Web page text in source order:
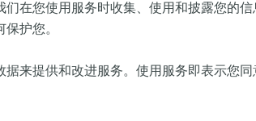
们在您使用服务时收集、使用和披露您的
护您。
据来提供和改进服务。使用服务即表示您